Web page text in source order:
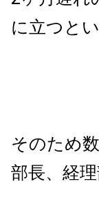
に立つと
そのため
部長、経